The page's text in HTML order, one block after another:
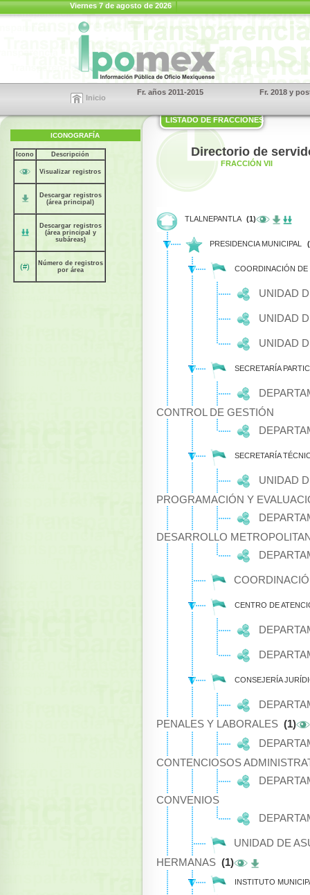
Viernes 7 de agosto de 2026
Inicio
Fr. años 2011-2015 Fr. 2018 y
ICONOGRAFÍA
Icono Descripción
Visualizar registros
Descargar registros
(área principal)
Descargar registros
(área principal y
subáreas)
(#)
Número de registros
por área
LISTADO DE FRACCIONES
Directorio de
FRACCIÓN VII
TLALNEPANTLA (1)
PRESIDENCIA MUNICIPAL
COORDINACIÓN
UNIDAD
UNIDAD
UNIDAD
SECRETARÍA
CONTROL DE GESTIÓN
SECRETARÍA
UNIDAD
PROGRAMACIÓN Y
DESARROLLO
CENTRO DE
CONSEJERÍA
PENALES Y LABORALES (1)
CONTENCIOSOS
CONVENIOS
UNIDAD DE
HERMANAS (1)
INSTITUTO